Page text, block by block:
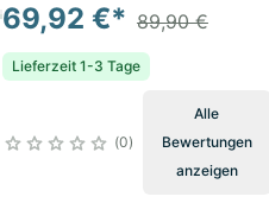
69,92 €* 89,90 €
Lieferzeit 1-3 Tage
0
Alle
Bewertungen
anzeigen